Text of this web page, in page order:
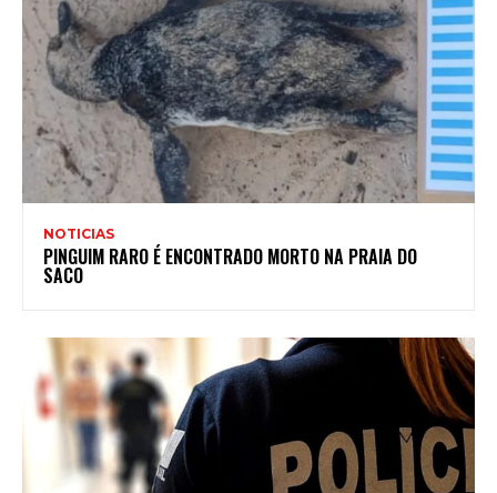
NOTICIAS
PINGUIM RARO É ENCONTRADO MORTO NA PRAIA DO
SACO